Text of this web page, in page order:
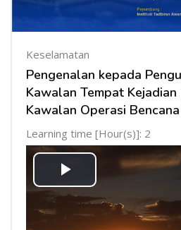
Keselamatan
Pengenalan kepada
Kawalan Tempat Kejadian
Kawalan Operasi Bencana
Learning time [Hour(s)]: 2
Mainkan
Video